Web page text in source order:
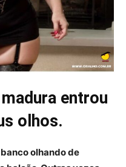
entrou
olhos.
olhando de